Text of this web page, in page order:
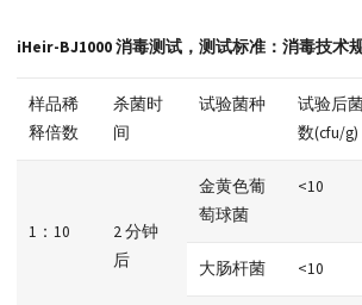
iHeir-BJ1000 消毒测试，测试标准：消毒技术
样品稀
释倍数
杀菌时
间
试验菌种
试验后
数(cfu/g)
1：10
2 分钟
后
金黄色葡
萄球菌
<10
大肠杆菌 <10